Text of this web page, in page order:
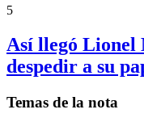
5
Así llegó Lionel
despedir a su
Temas de la nota